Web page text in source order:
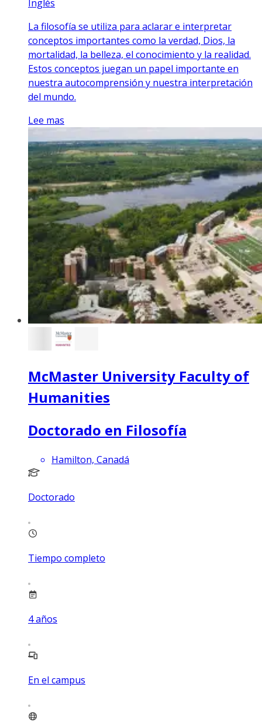
Inglés
La filosofía se utiliza para aclarar e interpretar
conceptos importantes como la verdad, Dios, la
mortalidad, la belleza, el conocimiento y la realidad.
Estos conceptos juegan un papel importante en
nuestra autocomprensión y nuestra interpretación
del mundo.
Lee mas
McMaster University Faculty of
Humanities
Doctorado en Filosofía
Hamilton, Canadá
Doctorado
Tiempo completo
4años
En el campus